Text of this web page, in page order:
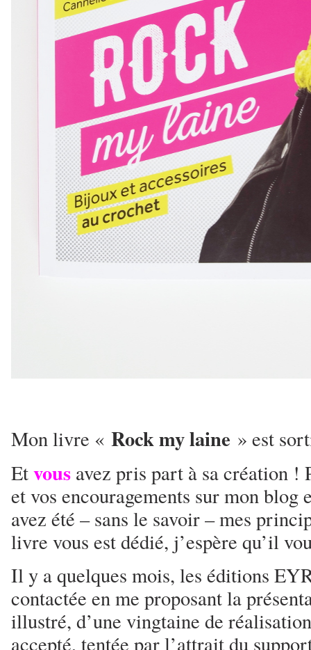
Mon livre « Rock my laine » est
Etvous avez pris part à sa création !
et vos encouragements sur mon blog
avez été – sans le savoir – mes
livre vous est dédié, j’espère qu’il
Il y a quelques mois, les éditions
contactée en me proposant la
illustré, d’une vingtaine de
accepté, tentée par l’attrait du